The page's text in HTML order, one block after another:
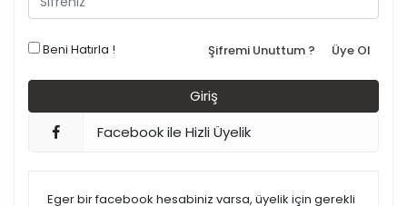
Beni Hatırla ! Üye Ol
Şifremi Unuttum ?
Facebook ile Hizli Üyelik
Eger bir facebook hesabiniz varsa, üyelik için gerekli